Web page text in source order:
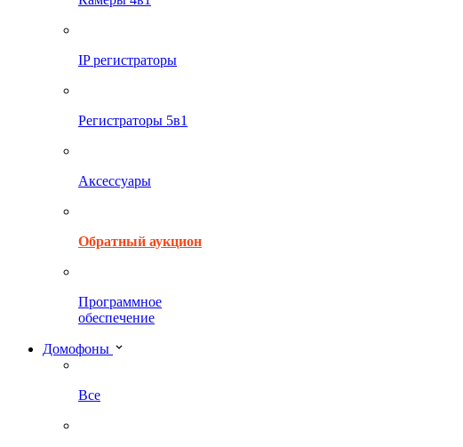
IP регистраторы
Регистраторы 5в1
Аксессуары
Обратный аукцион
Программное
обеспечение
Домофоны
Все